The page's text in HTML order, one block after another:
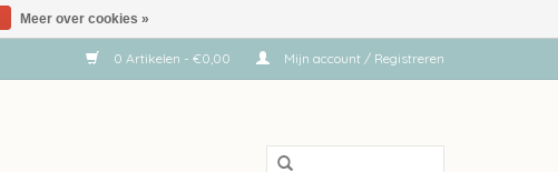
0 Artikelen - €0,00 Mijn account / Registreren
Meer over cookies »